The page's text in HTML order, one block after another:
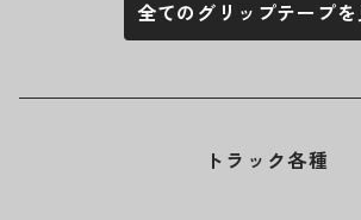
全てのグリップテープを
トラック各種